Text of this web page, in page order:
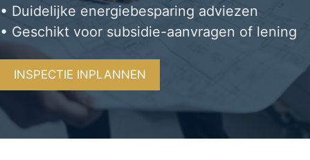
• Duidelijke energiebesparing adviezen
• Geschikt voor subsidie-aanvragen of lening
INSPECTIE INPLANNEN